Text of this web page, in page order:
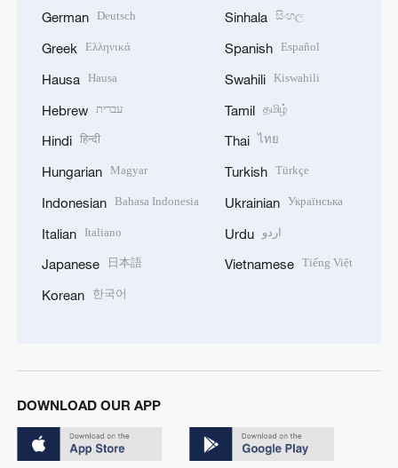
German Deutsch
Greek Ελληνικά
Hausa Hausa
Hebrew עברית
Hindi हिन्दी
Hungarian Magyar
Indonesian Bahasa Indonesia
Italian Italiano
Japanese 日本語
Korean 한국어
Sinhala සිංහල
Spanish Español
Swahili Kiswahili
Tamil தமிழ்
Thai ไทย
Turkish Türkçe
Ukrainian Українська
Urdu اردو
Vietnamese Tiếng Việt
DOWNLOAD OUR APP